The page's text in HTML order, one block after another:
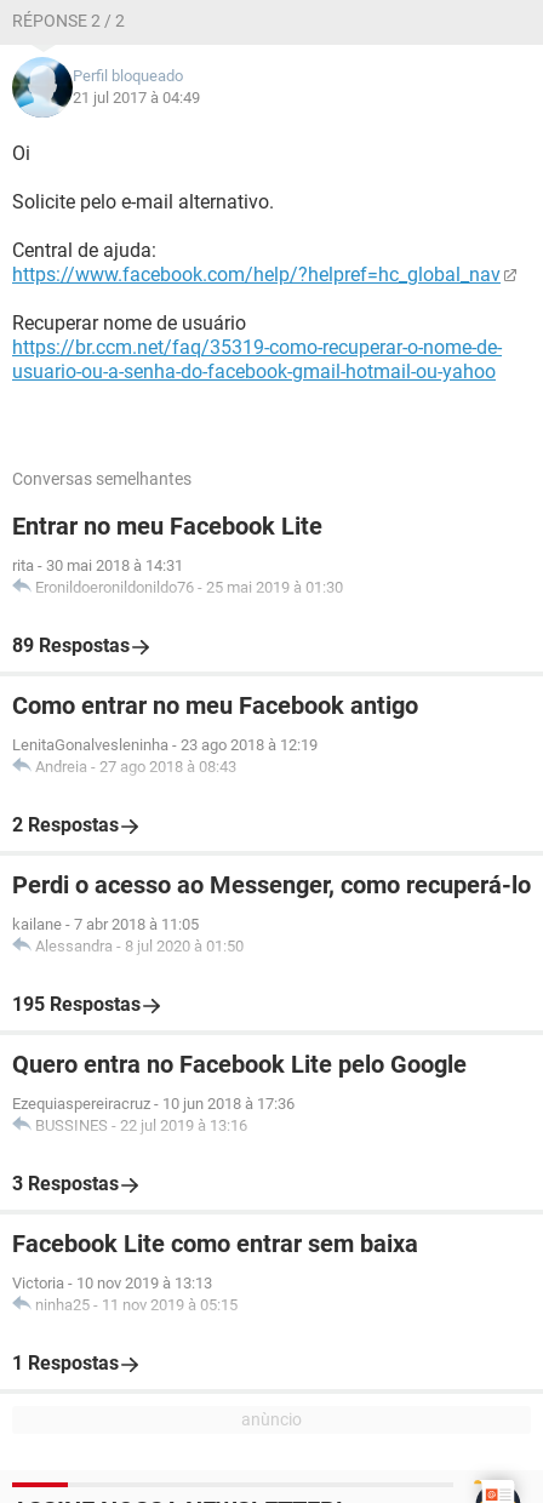
RÉPONSE 2 / 2
Perfil bloqueado
21 jul 2017 à 04:49
Oi
Solicite pelo e-mail alternativo.
Central de ajuda:
https://www.facebook.com/help/?helpref=hc_global_nav
Recuperar nome de usuário
https://br.ccm.net/faq/35319-como-recuperar-o-nome-de-
usuario-ou-a-senha-do-facebook-gmail-hotmail-ou-yahoo
Conversas semelhantes
Entrar no meu Facebook Lite
rita - 30 mai 2018 à 14:31
Eronildoeronildonildo76 - 25 mai 2019 à 01:30
89 Respostas
Como entrar no meu Facebook antigo
LenitaGonalvesleninha - 23 ago 2018 à 12:19
Andreia - 27 ago 2018 à 08:43
2 Respostas
Perdi o acesso ao Messenger, como recuperá-lo
kailane - 7 abr 2018 à 11:05
Alessandra - 8 jul 2020 à 01:50
195 Respostas
Quero entra no Facebook Lite pelo Google
Ezequiaspereiracruz - 10 jun 2018 à 17:36
BUSSINES - 22 jul 2019 à 13:16
3 Respostas
Facebook Lite como entrar sem baixa
Victoria - 10 nov 2019 à 13:13
ninha25 - 11 nov 2019 à 05:15
1 Respostas